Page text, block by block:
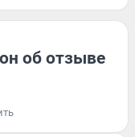
об отзыве